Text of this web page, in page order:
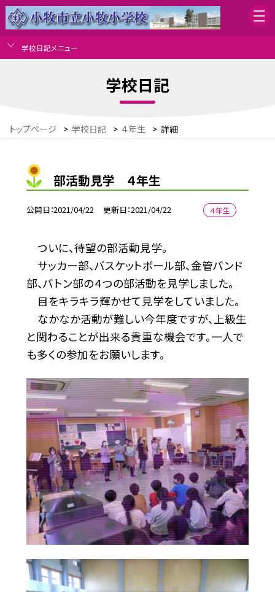
学校日記メニュー
学校日記
トップページ > 学校日記 > ４年生 > 詳細
部活動見学 ４年生
公開日 2021/04/22 更新日 2021/04/22 ４年生
ついに、待望の部活動見学。
サッカー部、バスケットボール部、金管バンド
部、バトン部の４つの部活動を見学しました。
目をキラキラ輝かせて見学をしていました。
なかなか活動が難しい今年度ですが、上級生
と関わることが出来る貴重な機会です。一人で
も多くの参加をお願いします。